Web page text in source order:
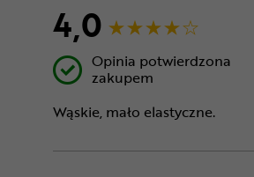
4,0
Opinia potwierdzona
zakupem
Wąskie, mało elastyczne.